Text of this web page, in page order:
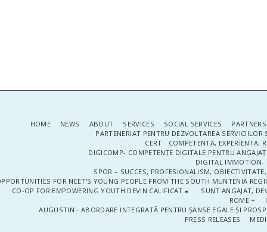
HOME NEWS ABOUT SERVICES SOCIAL SERVICES
PARTENERIAT PENTRU DEZVOLTAREA SERVICIILOR
CERT - COMPETENTA, EXPERIENTA,
DIGICOMP- COMPETENȚE DIGITALE PENTRU
DIGITAL IMMOTION-
SPOR – SUCCES, PROFESIONALISM,
FOR NEET'S YOUNG PEOPLE FROM THE SOUTH MUNTENIA
CO-OP FOR EMPOWERING YOUTH DEVIN CALIFICAT
SUNT ANGAJAT,
ROME +
AUGUSTIN - ABORDARE INTEGRATĂ PENTRU ȘANSE EGALE ȘI
PRESS RELEASES